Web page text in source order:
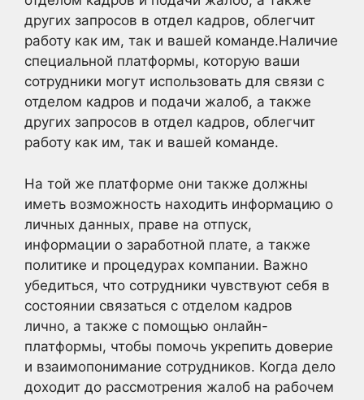
других запросов в отдел кадров, облегчит
работу как им, так и вашей команде.Наличие
специальной платформы, которую ваши
сотрудники могут использовать для связи с
отделом кадров и подачи жалоб, а также
других запросов в отдел кадров, облегчит
работу как им, так и вашей команде.
На той же платформе они также должны
иметь возможность находить информацию о
личных данных, праве на отпуск,
информации о заработной плате, а также
политике и процедурах компании. Важно
убедиться, что сотрудники чувствуют себя в
состоянии связаться с отделом кадров
лично, а также с помощью онлайн-
платформы, чтобы помочь укрепить доверие
и взаимопонимание сотрудников. Когда дело
доходит до рассмотрения жалоб на рабочем